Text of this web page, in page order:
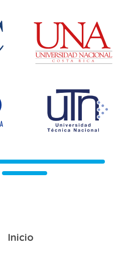
Inicio